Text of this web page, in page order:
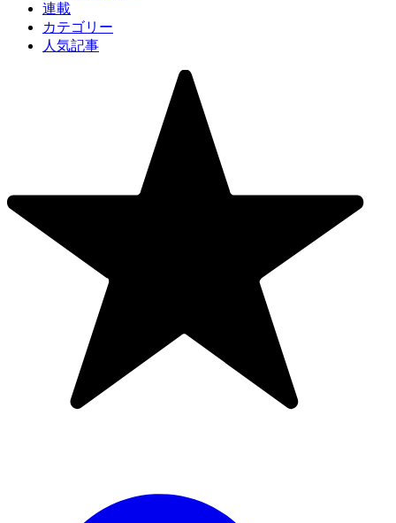
連載
カテゴリー
人気記事